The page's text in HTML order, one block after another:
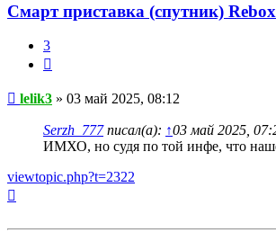
Смарт приставка (спутник)
3
Сообщение
lelik3 » 03 май 2025, 08:12
Serzh_777писал(а): ↑03 май 2025,
ИМХО, но судя по той инфе, что
viewtopic.php?t=2322